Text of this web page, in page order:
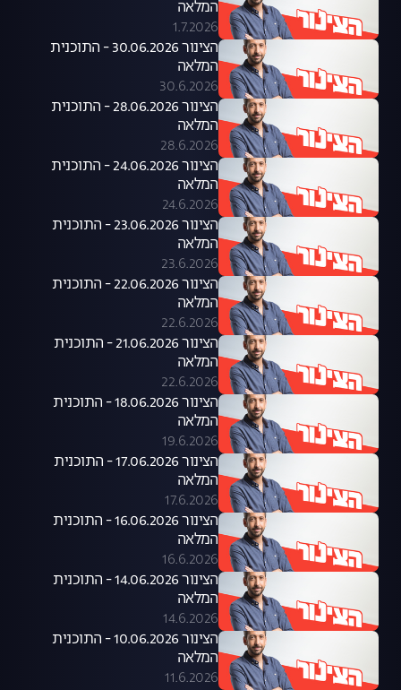
המלאה
1.7.2026
הצינור 30.06.2026 - התוכנית
המלאה
30.6.2026
הצינור 28.06.2026 - התוכנית
המלאה
28.6.2026
הצינור 24.06.2026 - התוכנית
המלאה
24.6.2026
הצינור 23.06.2026 - התוכנית
המלאה
23.6.2026
הצינור 22.06.2026 - התוכנית
המלאה
22.6.2026
הצינור 21.06.2026 - התוכנית
המלאה
22.6.2026
הצינור 18.06.2026 - התוכנית
המלאה
19.6.2026
הצינור 17.06.2026 - התוכנית
המלאה
17.6.2026
הצינור 16.06.2026 - התוכנית
המלאה
16.6.2026
הצינור 14.06.2026 - התוכנית
המלאה
14.6.2026
הצינור 10.06.2026 - התוכנית
המלאה
11.6.2026